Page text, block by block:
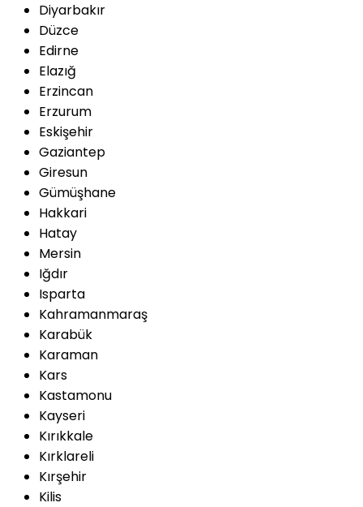
Diyarbakır
Düzce
Edirne
Elazığ
Erzincan
Erzurum
Eskişehir
Gaziantep
Giresun
Gümüşhane
Hakkari
Hatay
Mersin
Iğdır
Isparta
Kahramanmaraş
Karabük
Karaman
Kars
Kastamonu
Kayseri
Kırıkkale
Kırklareli
Kırşehir
Kilis